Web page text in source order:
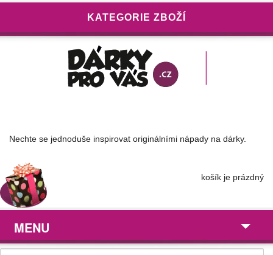
KATEGORIE ZBOŽÍ
Nechte se jednoduše inspirovat originálními nápady na dárky.
košík je prázdný
MENU